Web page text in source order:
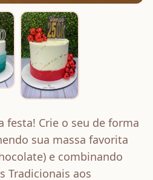
festa! Crie o seu de forma
sua massa favorita
e combinando
Tradicionais aos